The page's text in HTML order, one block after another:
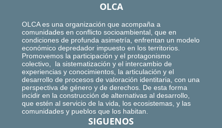
OLCA
OLCA es una organización que acompaña a
comunidades en conflicto socioambiental, que en
condiciones de profunda asimetría, enfrentan un modelo
económico depredador impuesto en los territorios.
Promovemos la participación y el protagonismo
colectivo, la sistematización y el intercambio de
experiencias y conocimientos, la articulación y el
desarrollo de procesos de valoración identitaria, con una
perspectiva de género y de derechos. De esta forma
incidir en la construcción de alternativas al desarrollo,
que estén al servicio de la vida, los ecosistemas, y las
comunidades y pueblos que los habitan.
SIGUENOS